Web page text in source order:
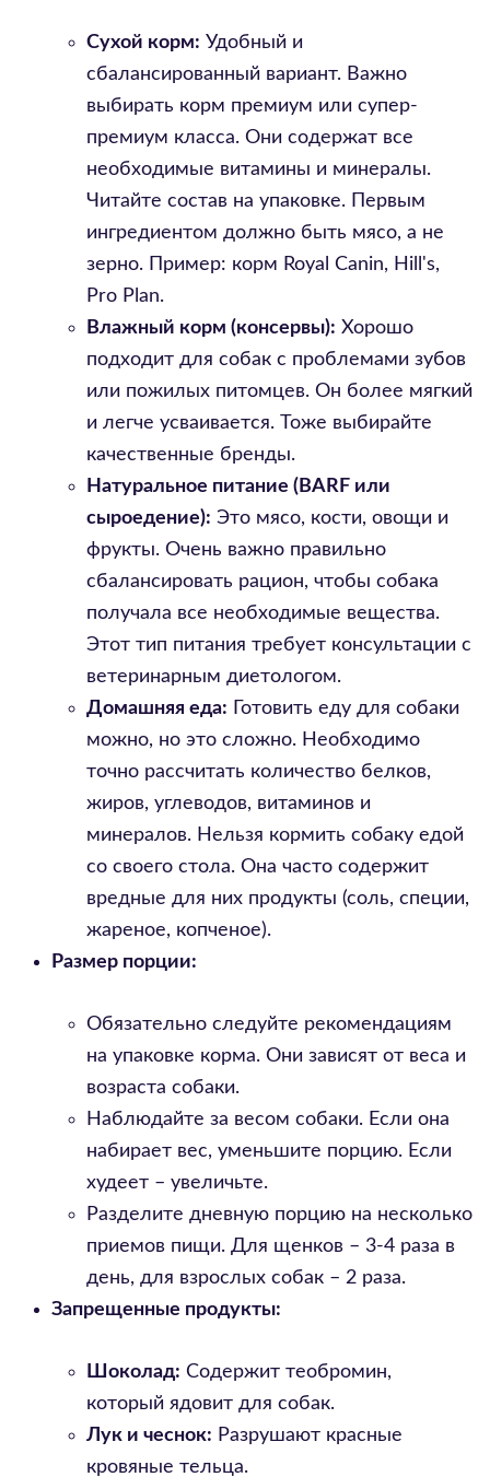
Сухой корм: Удобный и
сбалансированный вариант. Важно
выбирать корм премиум или супер-
премиум класса. Они содержат все
необходимые витамины и минералы.
Читайте состав на упаковке. Первым
ингредиентом должно быть мясо, а не
зерно. Пример: корм Royal Canin, Hill's,
Pro Plan.
Влажный корм (консервы): Хорошо
подходит для собак с проблемами зубов
или пожилых питомцев. Он более мягкий
и легче усваивается. Тоже выбирайте
качественные бренды.
Натуральное питание (BARF или
сыроедение): Это мясо, кости, овощи и
фрукты. Очень важно правильно
сбалансировать рацион, чтобы собака
получала все необходимые вещества.
Этот тип питания требует консультации с
ветеринарным диетологом.
Домашняя еда: Готовить еду для собаки
можно, но это сложно. Необходимо
точно рассчитать количество белков,
жиров, углеводов, витаминов и
минералов. Нельзя кормить собаку едой
со своего стола. Она часто содержит
вредные для них продукты (соль, специи,
жареное, копченое).
Размер порции:
Обязательно следуйте рекомендациям
на упаковке корма. Они зависят от веса и
возраста собаки.
Наблюдайте за весом собаки. Если она
набирает вес, уменьшите порцию. Если
худеет – увеличьте.
Разделите дневную порцию на несколько
приемов пищи. Для щенков – 3-4 раза в
день, для взрослых собак – 2 раза.
Запрещенные продукты:
Шоколад: Содержит теобромин,
который ядовит для собак.
Лук и чеснок: Разрушают красные
кровяные тельца.